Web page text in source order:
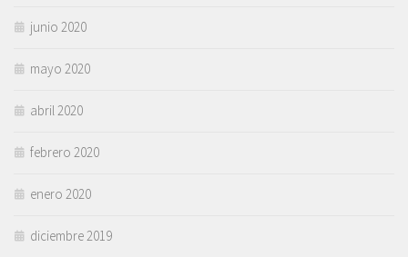
junio 2020
mayo 2020
abril 2020
febrero 2020
enero 2020
diciembre 2019